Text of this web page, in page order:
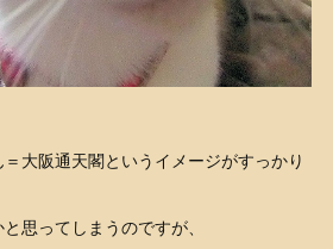
大阪通天閣というイメージがすっかり
思ってしまうのですが、